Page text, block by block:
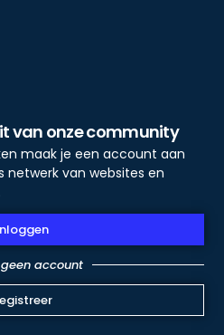
van onze community
maak je een account aan
netwerk van websites en
account